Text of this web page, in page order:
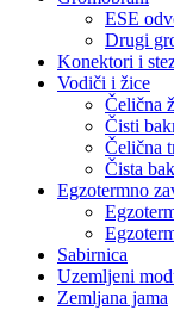
ESE
Drugi
Konektori i
Vodiči i žice
Čelična
Čisti
Čelična
Čista
Egzotermno
Sabirnica
Uzemljeni
Zemljana jama